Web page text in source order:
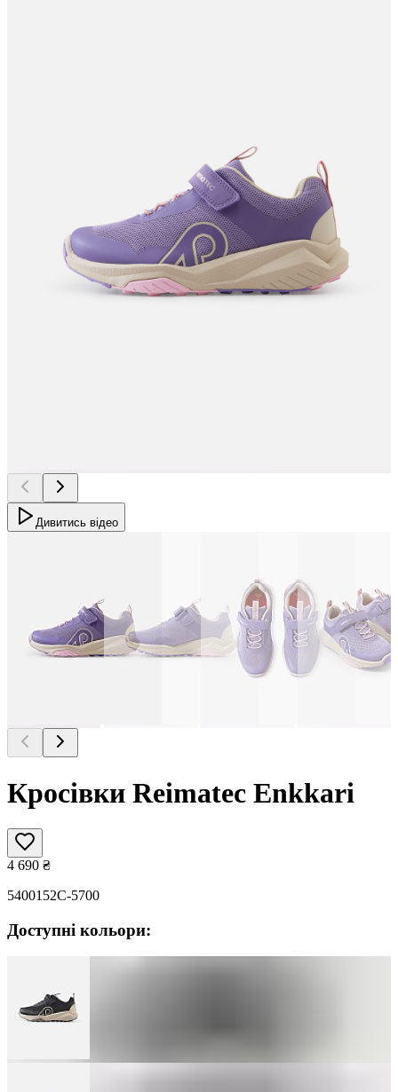
Дивитись відео
Кросівки Reimatec Enkkari
4 690 ₴
5400152C-5700
Доступні кольори: